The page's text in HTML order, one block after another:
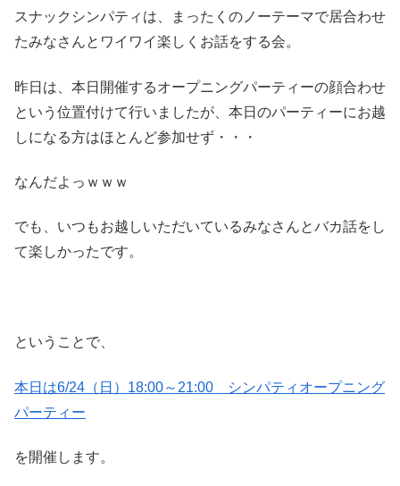
スナックシンパティは、まったくのノーテーマで居合わせ
たみなさんとワイワイ楽しくお話をする会。
昨日は、本日開催するオープニングパーティーの顔合わせ
という位置付けて行いましたが、本日のパーティーにお越
しになる方はほとんど参加せず・・・
なんだよっｗｗｗ
でも、いつもお越しいただいているみなさんとバカ話をし
て楽しかったです。
ということで、
本日は6/24（日）18:00～21:00 シンパティオープニング
パーティー
を開催します。